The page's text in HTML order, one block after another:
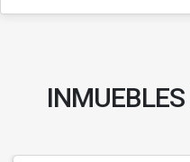
INMUEBLES